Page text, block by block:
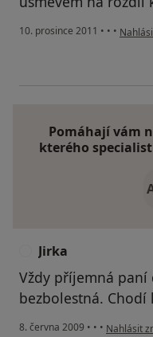
10. prosince 2011 • • • podle
Pomáhají vám
kterého
Jirka
Vždy příjemná paní
bezbolestná.
8. června 2009 • • • podle
Nahlásit